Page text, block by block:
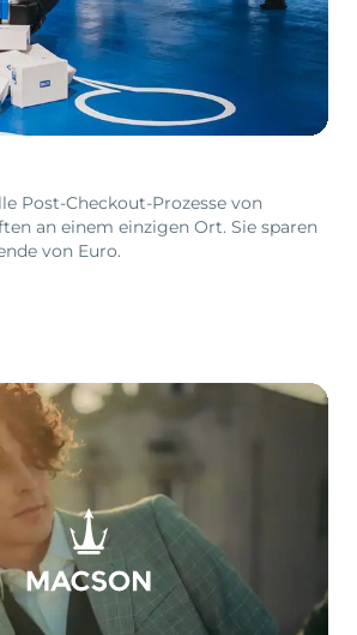
Post-Checkout-Prozesse von
an einem einzigen Ort. Sie sparen
von Euro.